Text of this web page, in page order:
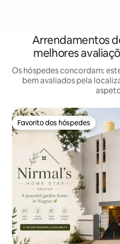
Arrendamentos
melhores
Os hóspedes concordam:
bem avaliados pela
Favorito dos hóspedes
Favorito dos hóspedes